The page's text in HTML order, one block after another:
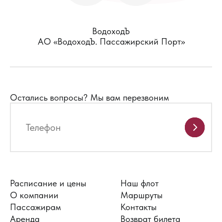
ВодоходЪ
АО «ВодоходЪ. Пассажирский Порт»
Остались вопросы? Мы вам перезвоним
Расписание и цены
О компании
Пассажирам
Аренда
Наш флот
Маршруты
Контакты
Возврат билета